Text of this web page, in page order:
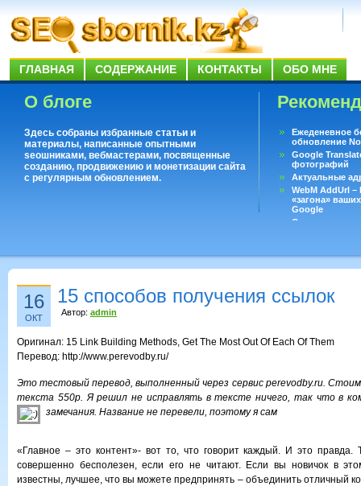
ГЛАВНАЯ СОДЕРЖАНИЕ КОНТАКТЫ ОБО МНЕ
О блоге
Здесь собраны избранные статьи и
материалы, написанные опытными
seoшниками, вебмастерами, посвященные
созданию, продвижению и монетизации сайта
с регулярным обновлением.
Ежеденевное
обновление
Google
фотографий
Актуальные
WebM AddUrl
«загона»
Google
Существует
16
ОКТ
15 способов получения ссылок
Автор: admin
Оригинал: 15 Link Building Methods, Get The Most Out Of Each Of Them
Перевод: http://www.perevodby.ru/
Это тестовый перевод, выполненный через сервис perevodby.ru.
текста 550р. Я решил не исправлять в тексте ничего, так что в
замечания. Название не перевели, поэтому я сам
«Главное – это контент»- вот то, что говорит каждый. И это правда.
совершенно бесполезен, если его не читают. Если вы новичок в
известны, лучшее, что вы можете предпринять – объединить отличный